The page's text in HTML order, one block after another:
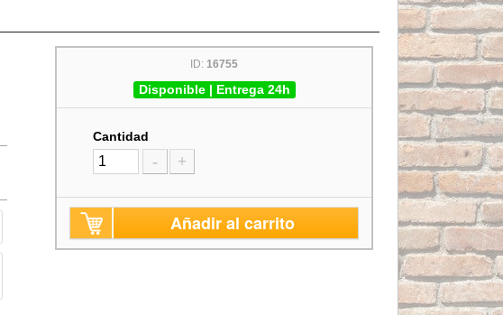
ID: 16755
Disponible | Entrega 24h
Cantidad
- +
Añadir al carrito